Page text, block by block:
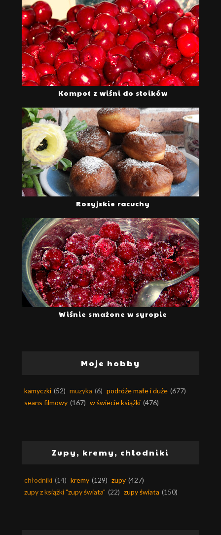
Kompot z wiśni do słoików
Rosyjskie racuchy
Wiśnie smażone w syropie
Moje hobby
kamyczki (52) muzyka (6) podróże małe i duże (677)
seans filmowy (167) w świecie książki (476)
Zupy, kremy, chłodniki
chłodniki (14) kremy (129) zupy (427)
zupy z książki "zupy świata" (22) zupy świata (150)